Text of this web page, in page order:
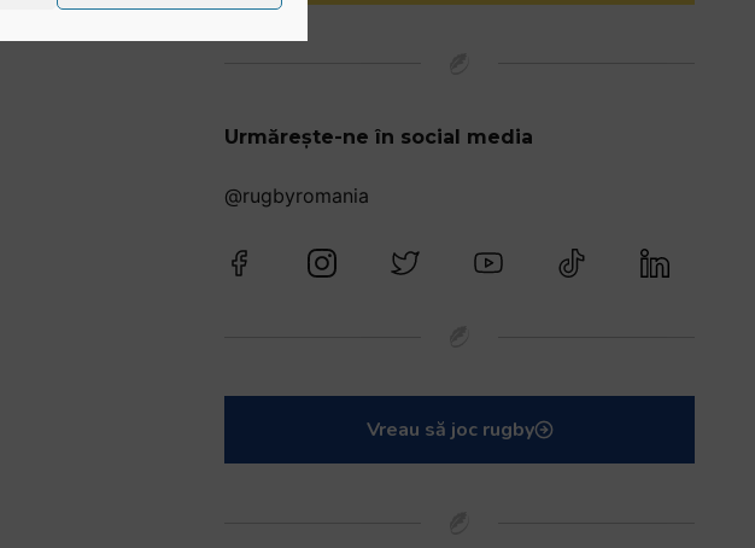
Urmărește-ne în social media
@rugbyromania
Vreau să joc rugby